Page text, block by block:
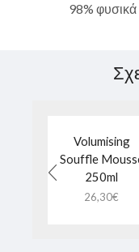
98% φυσικά
Volumising
Souffle
250ml
26,30€